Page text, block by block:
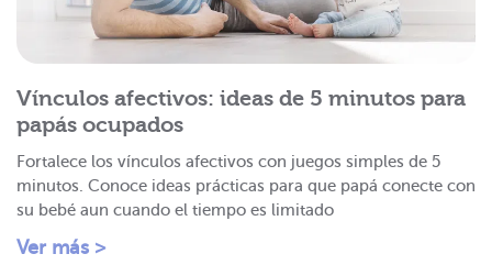
Vínculos afectivos: ideas de 5 minutos para
papás ocupados
Fortalece los vínculos afectivos con juegos simples de 5
minutos. Conoce ideas prácticas para que papá conecte con
su bebé aun cuando el tiempo es limitado
Ver más >